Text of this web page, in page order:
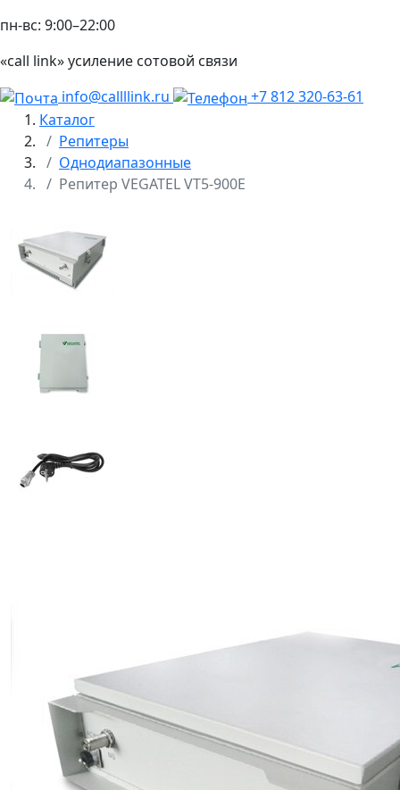
пн-вс: 9:00–22:00
«call link» усиление сотовой связи
info@callllink.ru
+7 812 320-63-61
Каталог
Репитеры
Однодиапазонные
Репитер VEGATEL VT5-900E